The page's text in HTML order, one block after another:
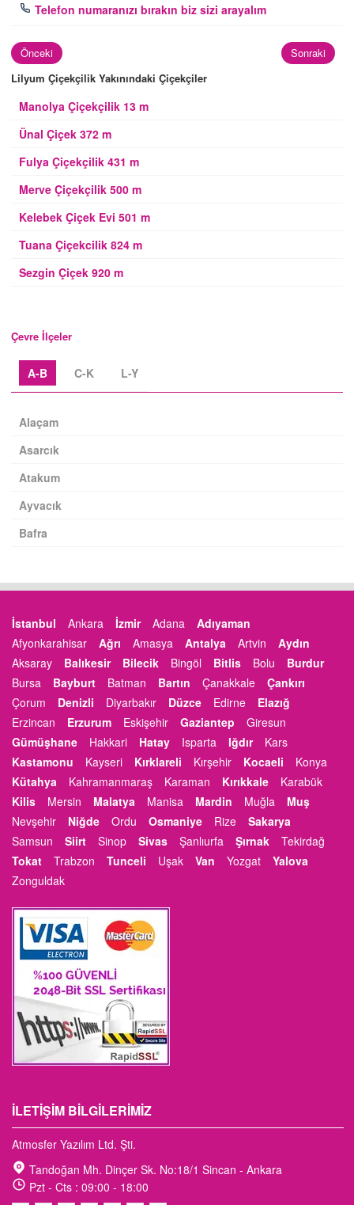
Telefon numaranızı bırakın biz sizi arayalım
Önceki
Sonraki
Lilyum Çiçekçilik Yakınındaki Çiçekçiler
Manolya Çiçekçilik 13 m
Ünal Çiçek 372 m
Fulya Çiçekçilik 431 m
Merve Çiçekçilik 500 m
Kelebek Çiçek Evi 501 m
Tuana Çiçekcilik 824 m
Sezgin Çiçek 920 m
Çevre İlçeler
A-B C-K L-Y
Alaçam
Asarcık
Atakum
Ayvacık
Bafra
İstanbul Ankara İzmir Adana
Adıyaman
Afyonkarahisar
Ağrı Amasya Antalya Artvin
Aydın
Aksaray
Balıkesir Bilecik Bingöl Bitlis Bolu
Burdur
Bursa
Bayburt Batman Bartın Çanakkale
Çankırı
Çorum
Denizli Diyarbakır Düzce Edirne
Elazığ
Erzincan
Erzurum Eskişehir Gaziantep
Giresun
Gümüşhane
Hakkari Hatay Isparta Iğdır
Kars
Kastamonu
Kayseri Kırklareli Kırşehir Kocaeli
Konya
Kütahya
Kahramanmaraş Karaman Kırıkkale
Karabük
Kilis
Mersin Malatya Manisa Mardin Muğla
Muş
Nevşehir
Niğde Ordu Osmaniye Rize
Sakarya
Samsun
Siirt Sinop Sivas Şanlıurfa Şırnak
Tekirdağ
Tokat
Trabzon Tunceli Uşak Van Yozgat
Yalova
Zonguldak
İLETIŞIM BILGILERIMIZ
Atmosfer Yazılım Ltd. Şti.
Tandoğan Mh. Dinçer Sk. No:18/1 Sincan - Ankara
Pzt - Cts : 09:00 - 18:00